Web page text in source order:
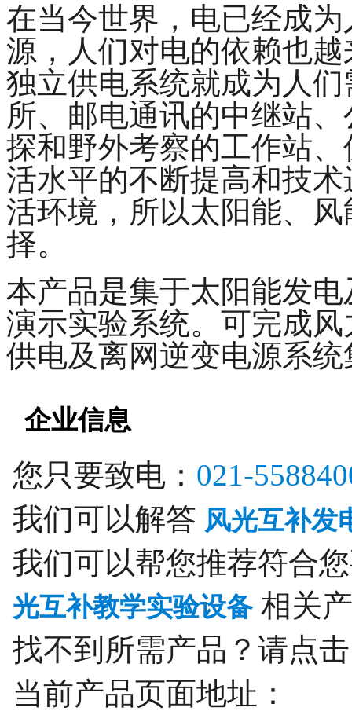
在当今世界，电已经成
源，人们对电的依赖也
独立供电系统就成为人
所、邮电通讯的中继站
探和野外考察的工作站
活水平的不断提高和技
活环境，所以太阳能、
择。
本产品是集于太阳能发
演示实验系统。可完成
供电及离网逆变电源系
企业信息
您只要致电： 021-
我们可以解答 风光互补发
我们可以帮您推荐符合
光互补教学实验设备相关
找不到所需产品？请点
当前产品页面地址：